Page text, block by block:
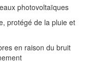
photovoltaïques
protégé de la pluie et
en raison du bruit